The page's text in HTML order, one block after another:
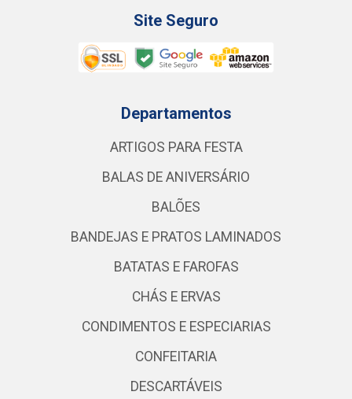
Site Seguro
Departamentos
ARTIGOS PARA FESTA
BALAS DE ANIVERSÁRIO
BALÕES
BANDEJAS E PRATOS LAMINADOS
BATATAS E FAROFAS
CHÁS E ERVAS
CONDIMENTOS E ESPECIARIAS
CONFEITARIA
DESCARTÁVEIS